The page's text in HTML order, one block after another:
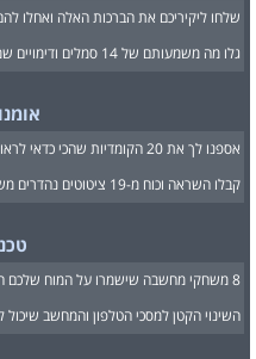
שלחו ליקיריכם את הברכות האלה ואחלו
גלו מה משמעותם של 14 סמלים ודימויים שמופיעים בחלומות שלכם
אספנו לך את 20 הקומדיות שהכי כדאי לראות עכשיו בנטפליקס!
קבלו השראה וכוח מ-19 ציטוטים נהדרים משירים ישראלים אהובים
8 משחקי מחשבה שישמרו על המוח שלכם חד ויתנו לכם רגע של שקט
השינוי הקטן למסכי הטלפון והמחשב